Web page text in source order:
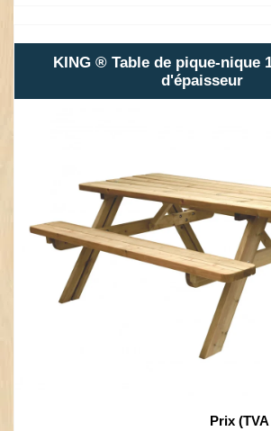
KING ® Table de pique-nique
d'épaisseur
Prix